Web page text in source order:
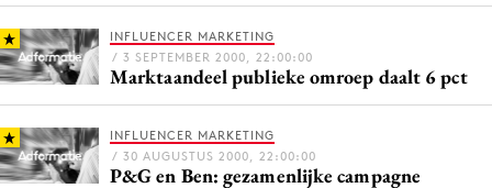
Academy
Partners
Topics
Artificial Intelligence
INFLUENCER MARKETING
/ 3 SEPTEMBER 2000, 22:00:00
Marktaandeel publieke omroep daalt 6 pct
INFLUENCER MARKETING
/ 30 AUGUSTUS 2000, 22:00:00
P&G en Ben: gezamenlijke campagne